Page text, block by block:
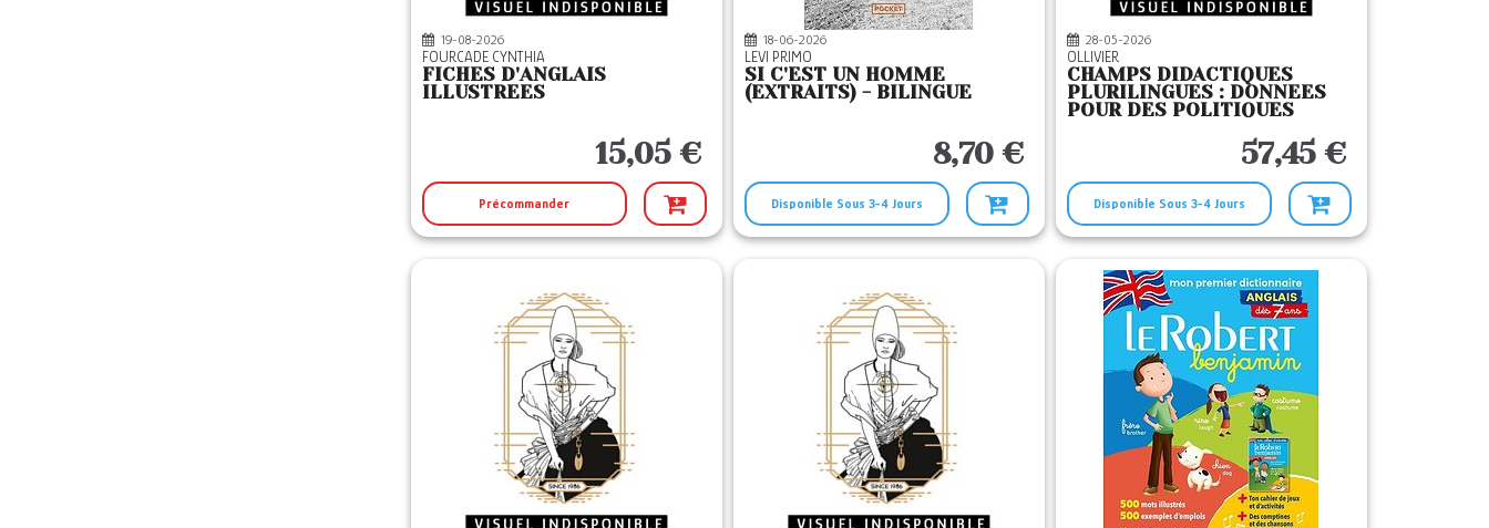
19-08-2026
FOURCADE CYNTHIA
FICHES D'ANGLAIS
ILLUSTREES
15,05 €
Précommander
18-06-2026
LEVI PRIMO
SI C'EST UN HOMME
(EXTRAITS) - BILINGUE
8,70 €
Disponible Sous 3-4 Jours
28-05-2026
OLLIVIER
CHAMPS DIDACTIQUES
PLURILINGUES : DONNEES
POUR DES POLITIQUES
ENCYCLOPEDIE DE L57,45 €
Disponible Sous 3-4 Jours